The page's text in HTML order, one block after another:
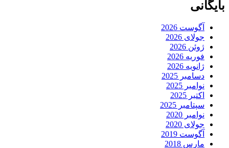
بایگانی
آگوست 2026
جولای 2026
ژوئن 2026
فوریه 2026
ژانویه 2026
دسامبر 2025
نوامبر 2025
اکتبر 2025
سپتامبر 2025
نوامبر 2020
جولای 2020
آگوست 2019
مارس 2018